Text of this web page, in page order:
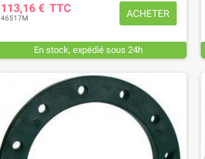
113,16 € TTC
46517M ACHETER
En stock, expédié sous 24h